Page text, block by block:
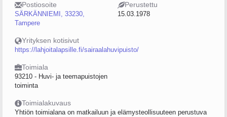
Postiosoite
SÄRKÄNNIEMI, 33230,
Tampere
Perustettu
15.03.1978
Yrityksen kotisivut
https://lahjoitalapsille.fi/sairaalahuvipuisto/
Toimiala
93210 - Huvi- ja teemapuistojen
toiminta
Toimialakuvaus
Yhtiön toimialana on matkailuun ja elämysteollisuuteen perustuva